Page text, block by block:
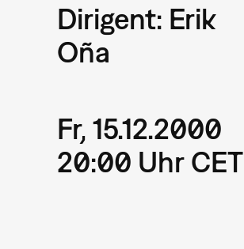
Dirigent: Erik
Oña
Fr, 15.12.2000
20:00 Uhr CET